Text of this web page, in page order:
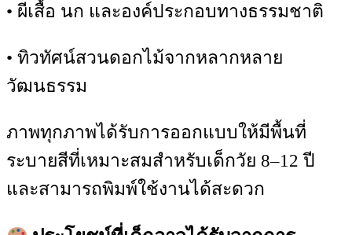
• ผีเสื้อ นก และองค์ประกอบทางธรรมชาติ
• ทิวทัศน์สวนดอกไม้จากหลากหลาย
วัฒนธรรม
ภาพทุกภาพได้รับการออกแบบให้มีพื้นที่
ระบายสีที่เหมาะสมสำหรับเด็กวัย 8–12 ปี
และสามารถพิมพ์ใช้งานได้สะดวก